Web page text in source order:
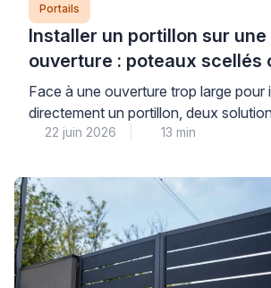
Portails
Installer un portillon sur une
ouverture : poteaux scellés
maçonnés ?
Face à une ouverture trop large pour
directement un portillon, deux
s’offrent à vous : le scellement de
décision conditionne directement la
durabilité et la sécurité de votre
terme. Pour faire le bon choix, il
22 juin 2026 13 min